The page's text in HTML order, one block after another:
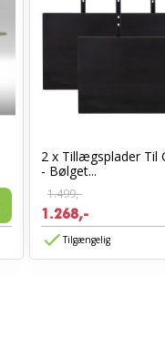
2 x Tillægsplader Til
- Bølget...
1.499,-
1.268,-
Tilgængelig